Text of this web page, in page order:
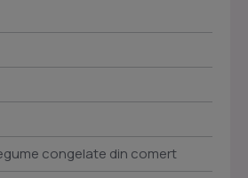
congelate din comert